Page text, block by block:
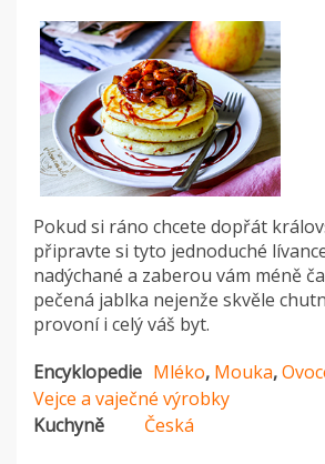
Pokud si ráno chcete dopřát
připravte si tyto jednoduché
nadýchané a zaberou vám méně
pečená jablka nejenže skvěle
provoní i celý váš byt.
Encyklopedie Mléko, Mouka,
Vejce a vaječné výrobky
Kuchyně
Česká